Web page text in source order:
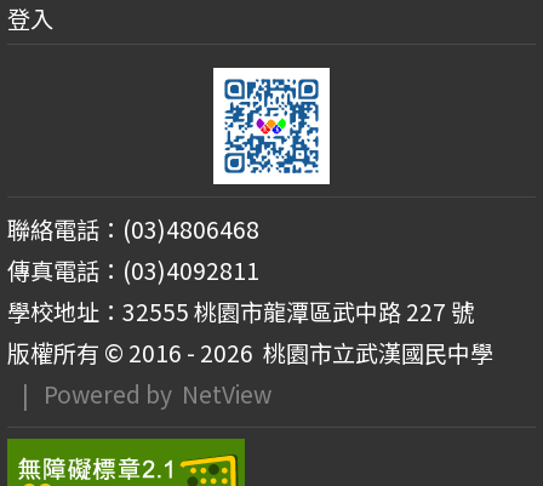
登入
聯絡電話：(03)4806468
傳真電話：(03)4092811
學校地址：32555 桃園市龍潭區武中路 227 號
版權所有 © 2016 - 2026 桃園市立武漢國民中學
| Powered by NetView